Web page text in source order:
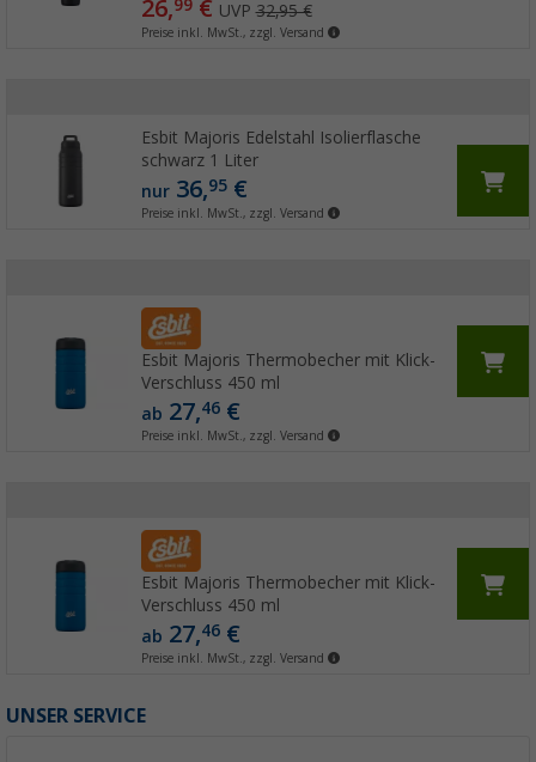
26,99€ UVP32,95 €
Preise inkl. MwSt., zzgl. Versand
Esbit Majoris Edelstahl Isolierflasche
schwarz 1 Liter
nur36,95€
Preise inkl. MwSt., zzgl. Versand
Esbit Majoris Thermobecher mit Klick-
Verschluss 450 ml
ab 27,46€
Preise inkl. MwSt., zzgl. Versand
Esbit Majoris Thermobecher mit Klick-
Verschluss 450 ml
ab 27,46€
Preise inkl. MwSt., zzgl. Versand
UNSER SERVICE